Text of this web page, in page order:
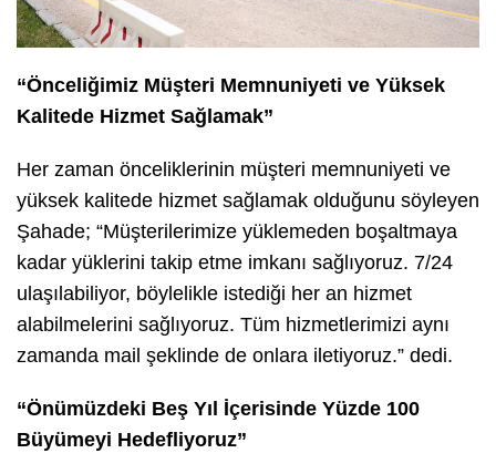
“Önceliğimiz Müşteri Memnuniyeti ve Yüksek
Kalitede Hizmet Sağlamak”
Her zaman önceliklerinin müşteri memnuniyeti ve
yüksek kalitede hizmet sağlamak olduğunu söyleyen
Şahade; “Müşterilerimize yüklemeden boşaltmaya
kadar yüklerini takip etme imkanı sağlıyoruz. 7/24
ulaşılabiliyor, böylelikle istediği her an hizmet
alabilmelerini sağlıyoruz. Tüm hizmetlerimizi aynı
zamanda mail şeklinde de onlara iletiyoruz.” dedi.
“Önümüzdeki Beş Yıl İçerisinde Yüzde 100
Büyümeyi Hedefliyoruz”